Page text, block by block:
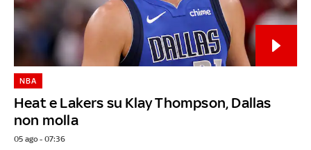
Heat e Lakers su Klay Thompson, Dallas
non molla
NBA
05 ago - 07:36